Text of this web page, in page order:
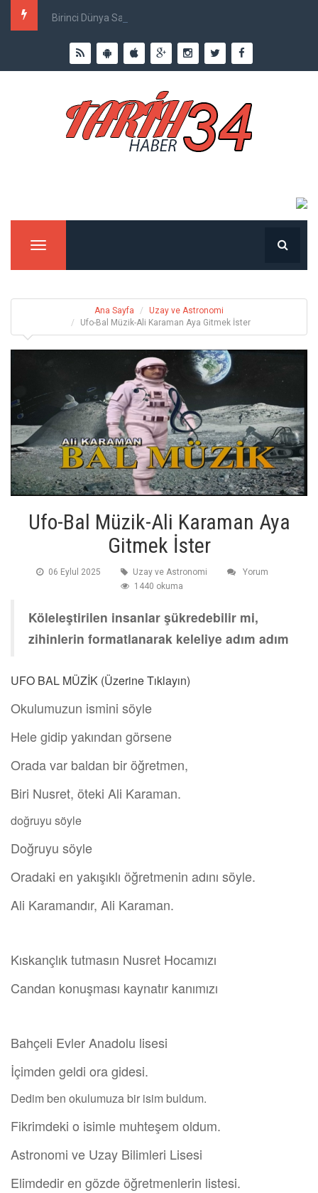
Birinci Dünya Savaşı`nda Ne Kadar İnsan Öldü?
Menu
Ana Sayfa
Uzay ve Astronomi
Ufo-Bal Müzik-Ali Karaman Aya Gitmek İster
Ufo-Bal Müzik-Ali Karaman Aya
Gitmek İster
06 Eylul 2025 Uzay ve Astronomi
Yorum
1440 okuma
Köleleştirilen insanlar şükredebilir mi,
zihinlerin formatlanarak keleliye adım adım
UFO BAL MÜZİK (Üzerine Tıklayın)
Okulumuzun ismini söyle
Hele gidip yakından görsene
Orada var baldan bir öğretmen,
Biri Nusret, öteki Ali Karaman.
doğruyu söyle
Doğruyu söyle
Oradaki en yakışıklı öğretmenin adını söyle.
Ali Karamandır, Ali Karaman.
Kıskançlık tutmasın Nusret Hocamızı
Candan konuşması kaynatır kanımızı
Bahçeli Evler Anadolu lisesi
İçimden geldi ora gidesi.
Dedim ben okulumuza bir isim buldum.
Fikrimdeki o isimle muhteşem oldum.
Astronomi ve Uzay Bilimleri Lisesi
Elimdedir en gözde öğretmenlerin listesi.